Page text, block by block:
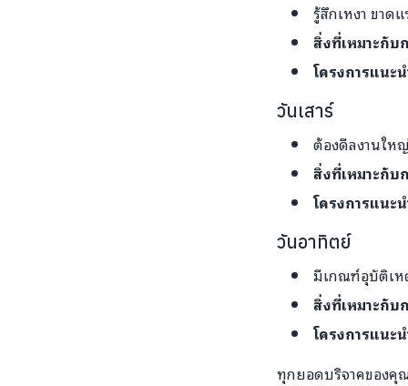
รู้สึกเหงา ขาด
สิ่งที่เหมาะกับ
โครงการแนะ
วันเสาร์
ต้องดีลงานให
สิ่งที่เหมาะกับ
โครงการแนะ
วันอาทิตย์
มีเกณฑ์อุบัติเห
สิ่งที่เหมาะกับ
โครงการแนะ
ทุกยอดบริจาคของคุ